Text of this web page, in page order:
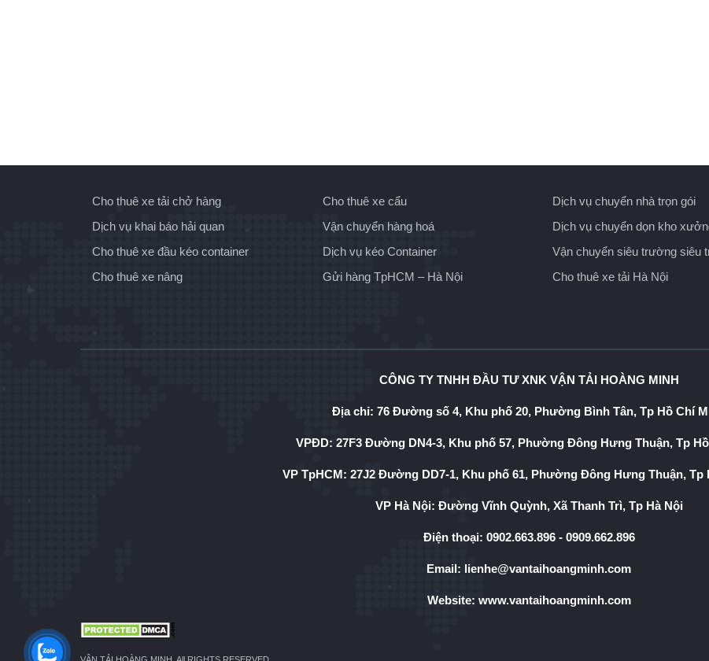
Cho thuê xe tải chở hàng
Dịch vụ khai báo hải quan
Cho thuê xe đầu kéo container
Cho thuê xe nâng
Cho thuê xe cẩu
Vận chuyển hàng hoá
Dịch vụ kéo Container
Gửi hàng TpHCM – Hà Nội
Dịch vụ chuyển nhà trọn gói
Dịch vụ chuyển dọn kho
Vận chuyển siêu trường siêu
Cho thuê xe tải Hà Nội
CÔNG TY TNHH ĐẦU TƯ XNK VẬN TẢI HOÀNG MINH
Địa chỉ: 76 Đường số 4, Khu phố 20, Phường Bình Tân, Tp Hồ Chí
VPĐD: 27F3 Đường DN4-3, Khu phố 57, Phường Đông Hưng Thuận, Tp
VP TpHCM: 27J2 Đường DD7-1, Khu phố 61, Phường Đông Hưng Thuận, Tp
VP Hà Nội: Đường Vĩnh Quỳnh, Xã Thanh Trì, Tp Hà Nội
Điện thoại: 0902.663.896- 0909.662.896
Email: lienhe@vantaihoangminh.com
Website: www.vantaihoangminh.com